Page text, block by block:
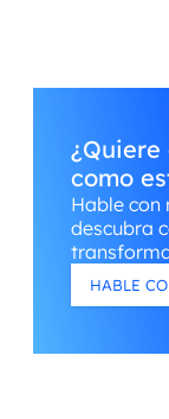
como
Hable con
descubra
HABLE